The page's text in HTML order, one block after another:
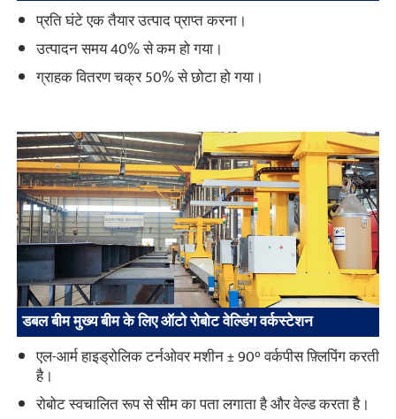
प्रति घंटे एक तैयार उत्पाद प्राप्त करना।
उत्पादन समय 40% से कम हो गया।
ग्राहक वितरण चक्र 50% से छोटा हो गया।
डबल बीम मुख्य बीम के लिए ऑटो रोबोट वेल्डिंग वर्कस्टेशन
एल-आर्म हाइड्रोलिक टर्नओवर मशीन ± 90° वर्कपीस फ़्लिपिंग करती
है।
रोबोट स्वचालित रूप से सीम का पता लगाता है और वेल्ड करता है।